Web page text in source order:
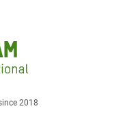
2018